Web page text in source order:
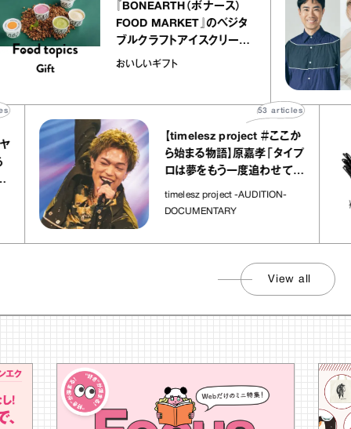
『BONEARTH（ボナース）
FOOD MARKET』のベジタ
ブルクラフトアイスクリーム
｜真野知子の「おいしいギフ
おいしいギフト
【timelesz project ＃ここか
ら始まる物語】原嘉孝「タイプ
ロは夢をもう一度追わせてく
れた場所」
timelesz project -AUDITION-
DOCUMENTARY
53articles
View all